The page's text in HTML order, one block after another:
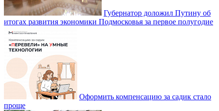
Губернатор доложил Путину об
итогах развития экономики Подмосковья за первое полугодие
Оформить компенсацию за садик стало
проще